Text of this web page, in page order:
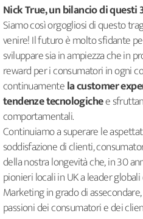
Nick True, un bilancio di
Siamo così orgogliosi di questo
venire! Il futuro è molto sfidante
sviluppare sia in ampiezza che in
reward per i consumatori in ogni
continuamentela customer
tendenze tecnologichee
comportamentali.
Continuiamo a superare le
soddisfazione di clienti,
della nostra longevità che, in 30
pionieri locali in UK a leader
Marketing in grado di
passioni dei consumatori e dei